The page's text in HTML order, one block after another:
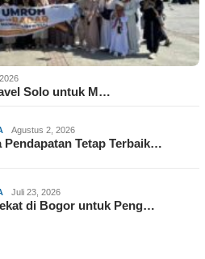
Solo untuk M…
Agustus 2, 2026
Pendapatan Tetap Terbaik…
Juli 23, 2026
di Bogor untuk Peng…